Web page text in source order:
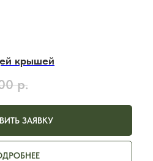
крышей
р.
ЗАЯВКУ